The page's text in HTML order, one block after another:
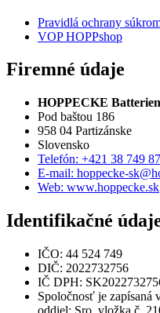
Pravidlá ochrany
VOP HOPPshop
Firemné údaje
HOPPECKE
Pod baštou 186
958 04 Partizánske
Slovensko
Telefón: +421 38 749
E-mail: hoppecke-
Web: www.hoppecke.sk
Identifikačné
IČO: 44 524 749
DIČ: 2022732756
IČ DPH:
Spoločnosť je zapísaná